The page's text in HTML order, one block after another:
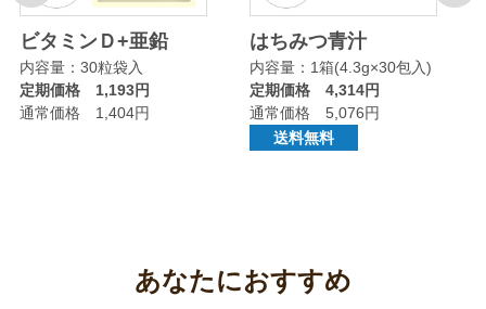
ビタミンＤ+亜鉛
内容量：30粒袋入
定期価格 1,193円
通常価格 1,404円
はちみつ青汁
内容量：1箱(4.3g×30包入)
定期価格 4,314円
通常価格 5,076円
送料無料
あなたにおすすめ